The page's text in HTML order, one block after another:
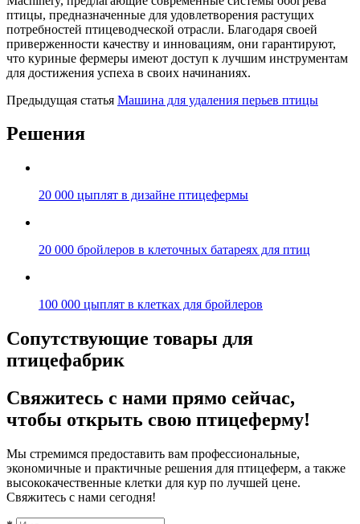
птицы, предназначенные для удовлетворения растущих
потребностей птицеводческой отрасли. Благодаря своей
приверженности качеству и инновациям, они гарантируют,
что куриные фермеры имеют доступ к лучшим инструментам
для достижения успеха в своих начинаниях.
Предыдущая статья Машина для удаления перьев птицы
Решения
20 000 цыплят в дизайне птицефермы
20 000 бройлеров в клеточных батареях для птиц
100 000 цыплят в клетках для бройлеров
Сопутствующие товары для
птицефабрик
Свяжитесь с нами прямо сейчас,
чтобы открыть свою птицеферму!
Мы стремимся предоставить вам профессиональные,
экономичные и практичные решения для птицеферм, а также
высококачественные клетки для кур по лучшей цене.
Свяжитесь с нами сегодня!